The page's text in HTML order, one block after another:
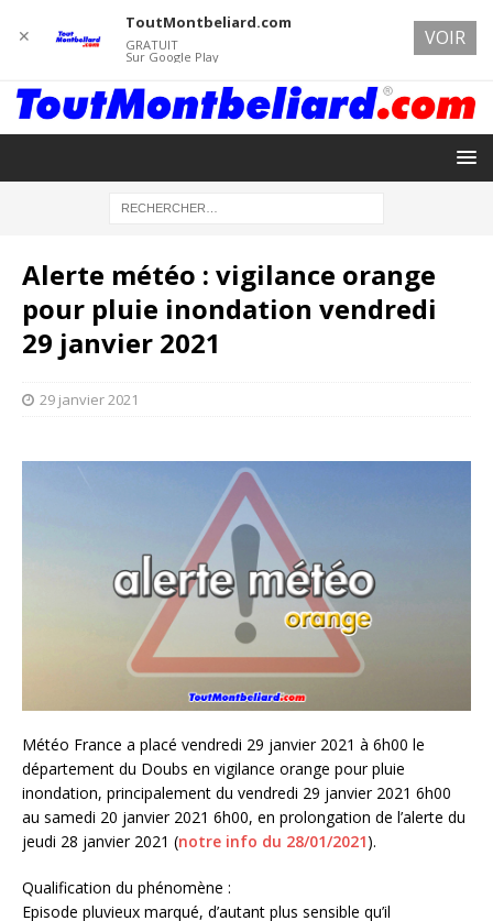
Alerte météo : vigilance orange
pour pluie inondation vendredi
29 janvier 2021
29 janvier 2021
Météo France a placé vendredi 29 janvier 2021 à 6h00 le
département du Doubs en vigilance orange pour pluie
inondation, principalement du vendredi 29 janvier 2021 6h00
au samedi 20 janvier 2021 6h00, en prolongation de l’alerte du
jeudi 28 janvier 2021 (notre info du 28/01/2021).
Qualification du phénomène :
Episode pluvieux marqué, d’autant plus sensible qu’il
✕
ToutMontbeliard.com
GRATUIT
Sur Google Play
VOIR